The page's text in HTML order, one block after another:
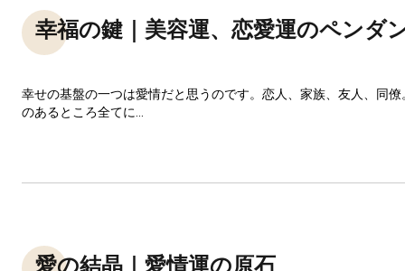
幸福の鍵｜美容運、恋愛運のペンダ
幸せの基盤の一つは愛情だと思うのです。恋人、家族、友人、同
のあるところ全てに...
愛の結晶｜愛情運の原石